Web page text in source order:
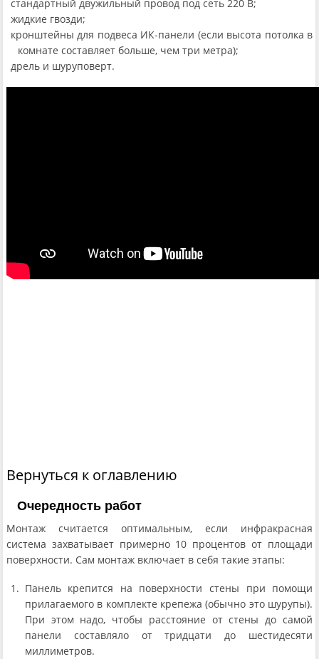
стандартный двужильный провод под сеть 220 В;
жидкие гвозди;
кронштейны для подвеса ИК-панели (если высота потолка в
комнате составляет больше, чем три метра);
дрель и шуруповерт.
Вернуться к оглавлению
Очередность работ
Монтаж считается оптимальным, если инфракрасная
система захватывает примерно 10 процентов от площади
поверхности. Сам монтаж включает в себя такие этапы:
Панель крепится на поверхности стены при помощи
прилагаемого в комплекте крепежа (обычно это шурупы).
При этом надо, чтобы расстояние от стены до самой
панели составляло от тридцати до шестидесяти
миллиметров.